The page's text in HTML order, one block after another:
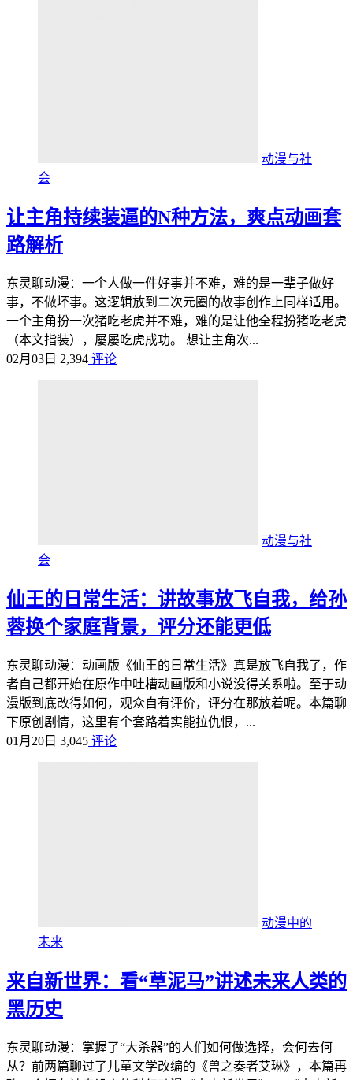
动漫与社
会
让主角持续装逼的N种方法，爽点动画套
路解析
东灵聊动漫：一个人做一件好事并不难，难的是一辈子做好
事，不做坏事。这逻辑放到二次元圈的故事创作上同样适用。
一个主角扮一次猪吃老虎并不难，难的是让他全程扮猪吃老虎
（本文指装），屡屡吃虎成功。 想让主角次...
02月03日 2,394 评论
动漫与社
会
仙王的日常生活：讲故事放飞自我，给孙
蓉换个家庭背景，评分还能更低
东灵聊动漫：动画版《仙王的日常生活》真是放飞自我了，作
者自己都开始在原作中吐槽动画版和小说没得关系啦。至于动
漫版到底改得如何，观众自有评价，评分在那放着呢。本篇聊
下原创剧情，这里有个套路着实能拉仇恨，...
01月20日 3,045 评论
动漫中的
未来
来自新世界：看“草泥马”讲述未来人类的
黑历史
东灵聊动漫：掌握了“大杀器”的人们如何做选择，会何去何
从？前两篇聊过了儿童文学改编的《兽之奏者艾琳》，本篇再